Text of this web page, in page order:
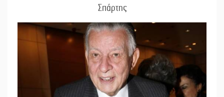
Σπάρτης